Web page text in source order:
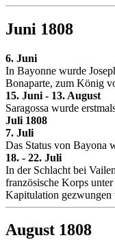
Juni 1808
6. Juni
In Bayonne wurde
Bonaparte, zum König
15. Juni - 13. August
Saragossa wurde
Juli 1808
7. Juli
Das Status von Bayona
18. - 22. Juli
In der Schlacht bei
französische Korps
Kapitulation gezwungen
August 1808